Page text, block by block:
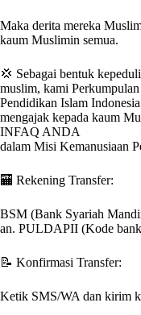
Maka derita mereka
kaum Muslimin semua.
💢 Sebagai bentuk
muslim, kami
Pendidikan Islam
mengajak kepada kaum
INFAQ ANDA
dalam Misi Kemanusiaan
🏧 Rekening Transfer:
BSM (Bank Syariah
an. PULDAPII (Kode
📝 Konfirmasi Transfer:
Ketik SMS/WA dan kirim